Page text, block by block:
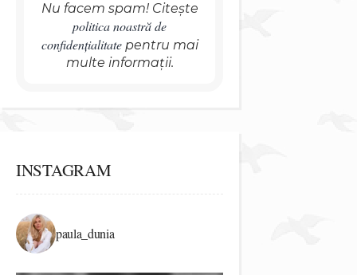
Nu facem spam! Citește
politica noastră de
confidențialitatepentru mai
multe informații.
INSTAGRAM
paula_dunia